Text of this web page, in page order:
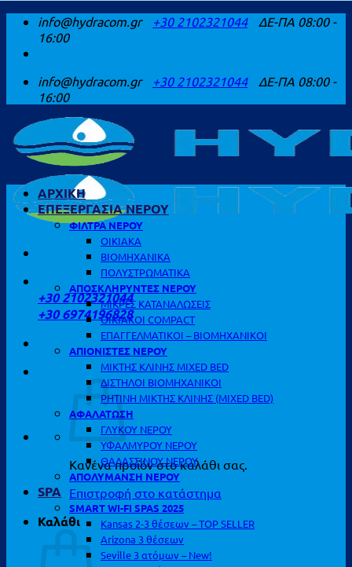
Μετάβαση
περιεχόμενο
info@hydracom.gr +30 2102321044
ΔΕ-ΠΑ 08:00 -
16:00
info@hydracom.gr +30 2102321044
ΔΕ-ΠΑ 08:00 -
16:00
ΚΑΛΕΣΤΕ ΜΑΣ
+30 2102321044
+30 6974196828
Κανένα προϊόν στο καλάθι σας.
Επιστροφή στο κατάστημα
Καλάθι
ΑΡΧΙΚΗ
ΕΠΕΞΕΡΓΑΣΙΑ ΝΕΡΟΥ
ΦΙΛΤΡΑ ΝΕΡΟΥ
ΟΙΚΙΑΚΑ
ΒΙΟΜΗΧΑΝΙΚΑ
ΠΟΛΥΣΤΡΩΜΑΤΙΚΑ
ΑΠΟΣΚΛΗΡΥΝΤΕΣ ΝΕΡΟΥ
ΜΙΚΡΕΣ ΚΑΤΑΝΑΛΩΣΕΙΣ
ΟΙΚΙΑΚΟΙ COMPACT
ΕΠΑΓΓΕΛΜΑΤΙΚΟΙ – ΒΙΟΜΗΧΑΝΙΚΟΙ
ΑΠΙΟΝΙΣΤΕΣ ΝΕΡΟΥ
ΜΙΚΤΗΣ ΚΛΙΝΗΣ MIXED BED
ΔΙΣΤΗΛΟΙ ΒΙΟΜΗΧΑΝΙΚΟΙ
ΡΗΤΙΝΗ ΜΙΚΤΗΣ ΚΛΙΝΗΣ (MIXED BED)
ΑΦΑΛΑΤΩΣΗ
ΓΛΥΚΟΥ ΝΕΡΟΥ
ΥΦΑΛΜΥΡΟΥ ΝΕΡΟΥ
ΘΑΛΑΣΣΙΝΟΥ ΝΕΡΟΥ
ΑΠΟΛΥΜΑΝΣΗ ΝΕΡΟΥ
SPA
SMART WI-FI SPAS 2025
Kansas 2-3 θέσεων – TOP SELLER
Arizona 3 θέσεων
Seville 3 ατόμων – New!